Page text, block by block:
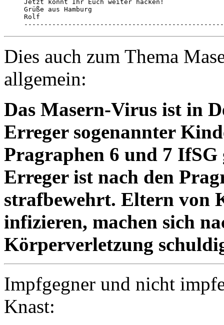
Jetzt könnt Ihr Euch weiter hacken!
Grüße aus Hamburg
Rolf
Dies auch zum Thema
allgemein:
Das Masern-Virus ist in
Erreger sogenannter
Pragraphen 6 und 7 IfSG
Erreger ist nach den
strafbewehrt. Eltern von
infizieren, machen sich
Körperverletzung
Impfgegner und nicht
Knast: